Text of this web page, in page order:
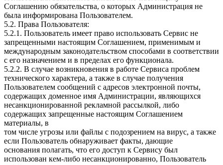
Соглашению обязательства, о которых Администрация не
была информирована Пользователем.
5.2. Права Пользователя:
5.2.1. Пользователь имеет право использовать Сервис не
запрещенными настоящим Соглашением, применимым и
международным законодательством способами в соответствии
с его назначением и в пределах его функционала.
5.2.2. В случае возникновения в работе Сервиса проблем
технического характера, а также в случае получения
Пользователем сообщений с адресов электронной почты,
содержащих доменное имя Администрации, являющихся
несанкционированной рекламной рассылкой, либо
содержащих запрещенные настоящим Соглашением
материалы, в
том числе угрозы или файлы с подозрением на вирус, а также
если Пользователь обнаруживает факты, дающие
основания полагать, что его доступ к Сервису был
использован кем-либо несанкционированно, Пользователь